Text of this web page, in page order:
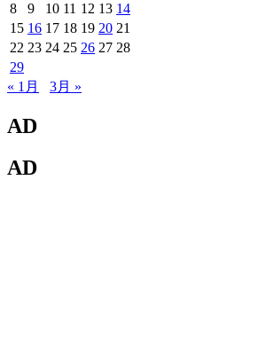
8
9 10 11 12 13 14
15 16 17 18 19 20 21
22 23 24 25 26 27 28
29
« 1月
3月 »
AD
AD